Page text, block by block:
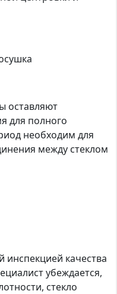
оставляют
для полного
необходим для
между стеклом
качества
убеждается,
стекло